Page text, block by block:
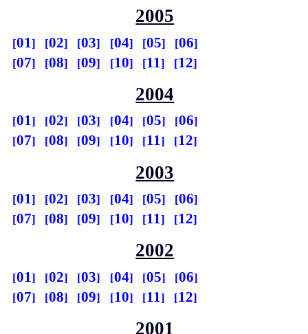
2005
01 02 03 04 05
06
07
08 09 10 11 12
2004
01 02 03 04 05
06
07
08 09 10 11 12
2003
01 02 03 04 05
06
07
08 09 10 11 12
2002
01 02 03 04 05
06
07
08 09 10 11 12
2001